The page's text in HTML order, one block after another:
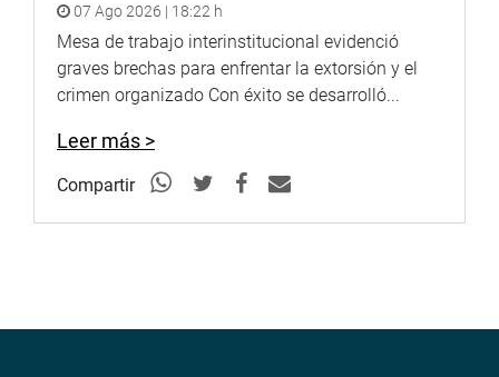
07 Ago 2026 | 18:22 h
Mesa de trabajo interinstitucional evidenció
graves brechas para enfrentar la extorsión y el
crimen organizado Con éxito se desarrolló...
Leer más >
Compartir